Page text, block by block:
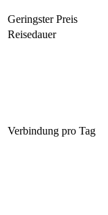
Geringster Preis
Reisedauer
Verbindung pro Tag